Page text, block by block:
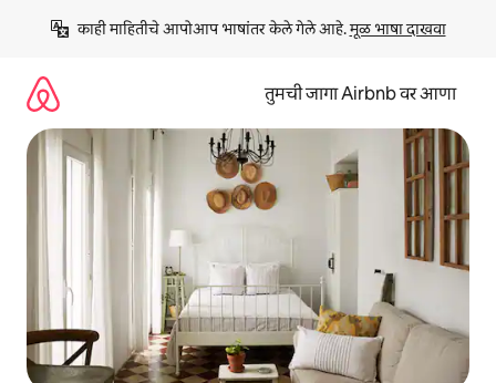
काही माहितीचे आपोआप भाषांतर केले गेले आहे. मूळ भाषा दाखवा
तुमची जागा Airbnb वर आणा